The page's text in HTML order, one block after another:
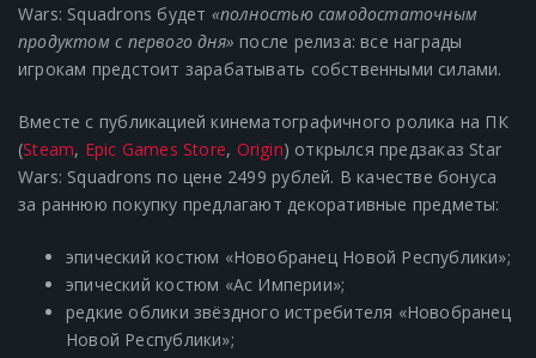
Wars: Squadrons будет «полностью самодостаточным
продуктом с первого дня» после релиза: все награды
игрокам предстоит зарабатывать собственными силами.
Вместе с публикацией кинематографичного ролика на ПК
(Steam, Epic Games Store, Origin) открылся предзаказ Star
Wars: Squadrons по цене 2499 рублей. В качестве бонуса
за раннюю покупку предлагают декоративные предметы:
эпический костюм «Новобранец Новой Республики»;
эпический костюм «Ас Империи»;
редкие облики звёздного истребителя «Новобранец
Новой Республики»;